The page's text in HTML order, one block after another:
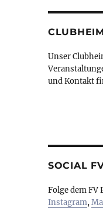
Unser
und Kontakt
SOCIAL
Folge dem FV
Instagram,